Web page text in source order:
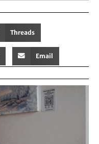
Threads
Email